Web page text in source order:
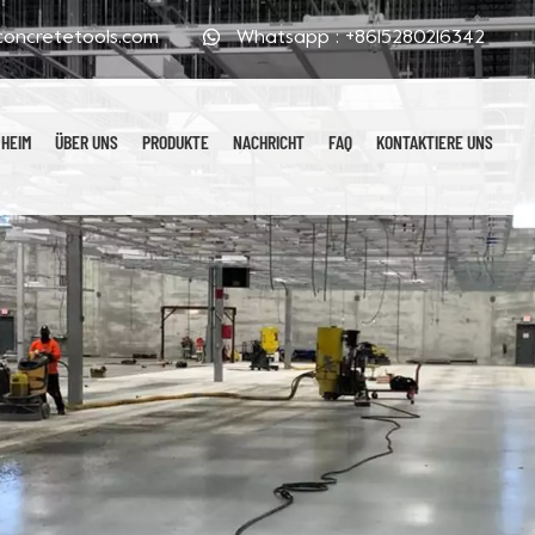
Whatsapp :+8615280216342
HEIM ÜBER UNS PRODUKTE NACHRICHT FAQ KONTAKTIERE UNS